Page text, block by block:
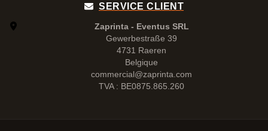
SERVICE CLIENT
Zaprinta - Eventus SRL
Gewerbestraße 39
4731 Raeren
Belgique
commercial@zaprinta.com
TVA : BE0875.865.260